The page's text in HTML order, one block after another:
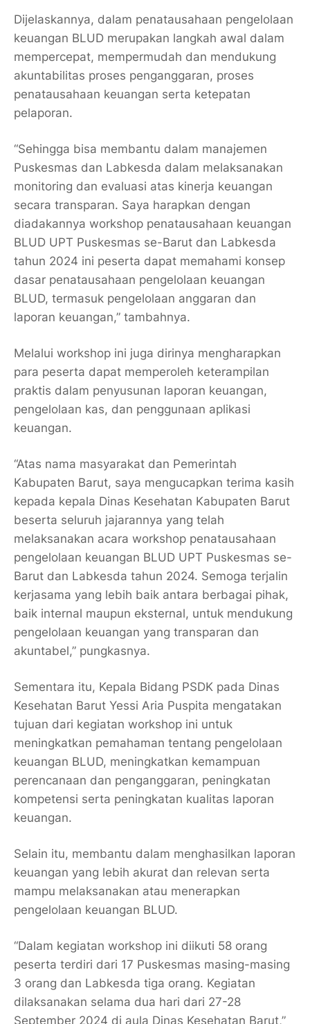
Dijelaskannya, dalam penatausahaan pengelolaan
keuangan BLUD merupakan langkah awal dalam
mempercepat, mempermudah dan mendukung
akuntabilitas proses penganggaran, proses
penatausahaan keuangan serta ketepatan
pelaporan.
“Sehingga bisa membantu dalam manajemen
Puskesmas dan Labkesda dalam melaksanakan
monitoring dan evaluasi atas kinerja keuangan
secara transparan. Saya harapkan dengan
diadakannya workshop penatausahaan keuangan
BLUD UPT Puskesmas se-Barut dan Labkesda
tahun 2024 ini peserta dapat memahami konsep
dasar penatausahaan pengelolaan keuangan
BLUD, termasuk pengelolaan anggaran dan
laporan keuangan,” tambahnya.
Melalui workshop ini juga dirinya mengharapkan
para peserta dapat memperoleh keterampilan
praktis dalam penyusunan laporan keuangan,
pengelolaan kas, dan penggunaan aplikasi
keuangan.
“Atas nama masyarakat dan Pemerintah
Kabupaten Barut, saya mengucapkan terima kasih
kepada kepala Dinas Kesehatan Kabupaten Barut
beserta seluruh jajarannya yang telah
melaksanakan acara workshop penatausahaan
pengelolaan keuangan BLUD UPT Puskesmas se-
Barut dan Labkesda tahun 2024. Semoga terjalin
kerjasama yang lebih baik antara berbagai pihak,
baik internal maupun eksternal, untuk mendukung
pengelolaan keuangan yang transparan dan
akuntabel,” pungkasnya.
Sementara itu, Kepala Bidang PSDK pada Dinas
Kesehatan Barut Yessi Aria Puspita mengatakan
tujuan dari kegiatan workshop ini untuk
meningkatkan pemahaman tentang pengelolaan
keuangan BLUD, meningkatkan kemampuan
perencanaan dan penganggaran, peningkatan
kompetensi serta peningkatan kualitas laporan
keuangan.
Selain itu, membantu dalam menghasilkan laporan
keuangan yang lebih akurat dan relevan serta
mampu melaksanakan atau menerapkan
pengelolaan keuangan BLUD.
“Dalam kegiatan workshop ini diikuti 58 orang
peserta terdiri dari 17 Puskesmas masing-masing
3 orang dan Labkesda tiga orang. Kegiatan
dilaksanakan selama dua hari dari 27-28
September 2024 di aula Dinas Kesehatan Barut,”